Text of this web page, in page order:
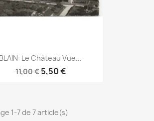
Aperçu rapide
Le Château Vue...
11,00 € 5,50 €
1-7 de 7 article(s)